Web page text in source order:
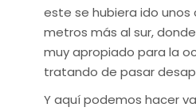
este se hubiera ido
metros más al sur,
muy apropiado para la
tratando de pasar
Y aquí podemos hacer